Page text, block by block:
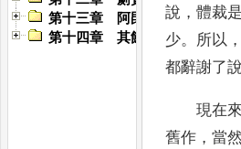
第十三章 阿毘達磨論義的大
第十四章 其餘論書略述
說 ，體裁
少。 所以
都辭謝了說
現在
舊作 ，當